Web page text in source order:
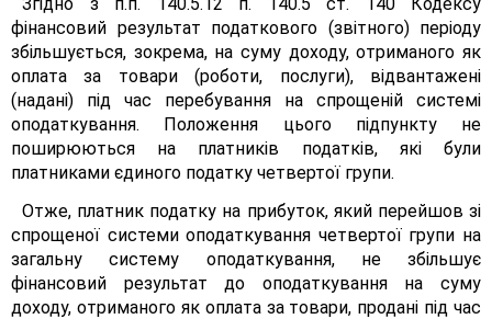
фінансовий результат податкового (звітного) періоду
збільшується, зокрема, на суму доходу, отриманого як
оплата за товари (роботи, послуги), відвантажені
(надані) під час перебування на спрощеній системі
оподаткування. Положення цього підпункту не
поширюються на платників податків, які були
платниками єдиного податку четвертої групи.
Отже, платник податку на прибуток, який перейшов зі
спрощеної системи оподаткування четвертої групи на
загальну систему оподаткування, не збільшує
фінансовий результат до оподаткування на суму
доходу, отриманого як оплата за товари, продані під час